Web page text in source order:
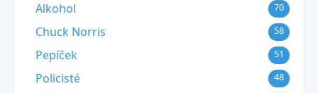
Alkohol 70
Chuck Norris 58
Pepíček 51
Policisté 48